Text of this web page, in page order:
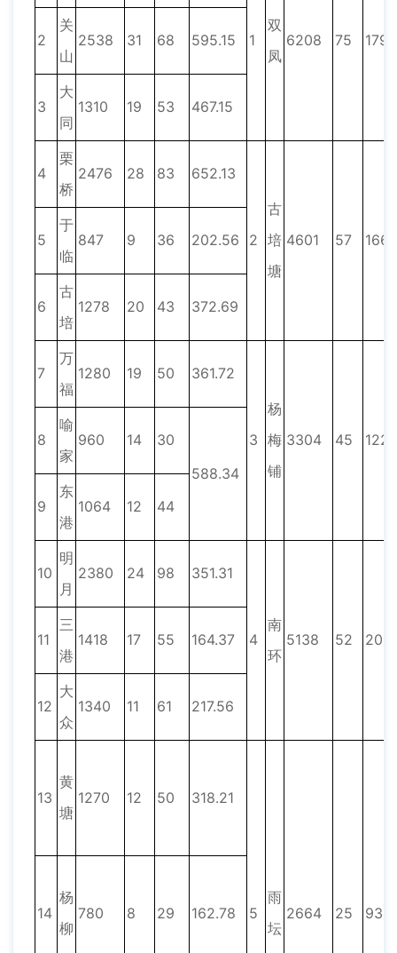
1
双
凤
6208 75 179
2
关
山
2538 31 68 595.15
3
大
同
1310 19 53 467.15
4
栗
桥
2476 28 83 652.13
2
古
培
塘
4601 57 166
5
于
临
847 9 36 202.56
6
古
培
1278 20 43 372.69
7
万
福
1280 19 50 361.72
3
杨
梅
铺
3304 45 122
8
喻
家
960 14
30
588.34
9
东
港
1064 12 44
10
明
月
2380 24 98 351.31
4
南
环
5138 52 209
11
三
港
1418 17 55 164.37
12
大
众
1340 11 61 217.56
13
黄
塘
1270 12 50 318.21
5
雨
坛
2664 25 93
14
杨
柳
780 8 29 162.78